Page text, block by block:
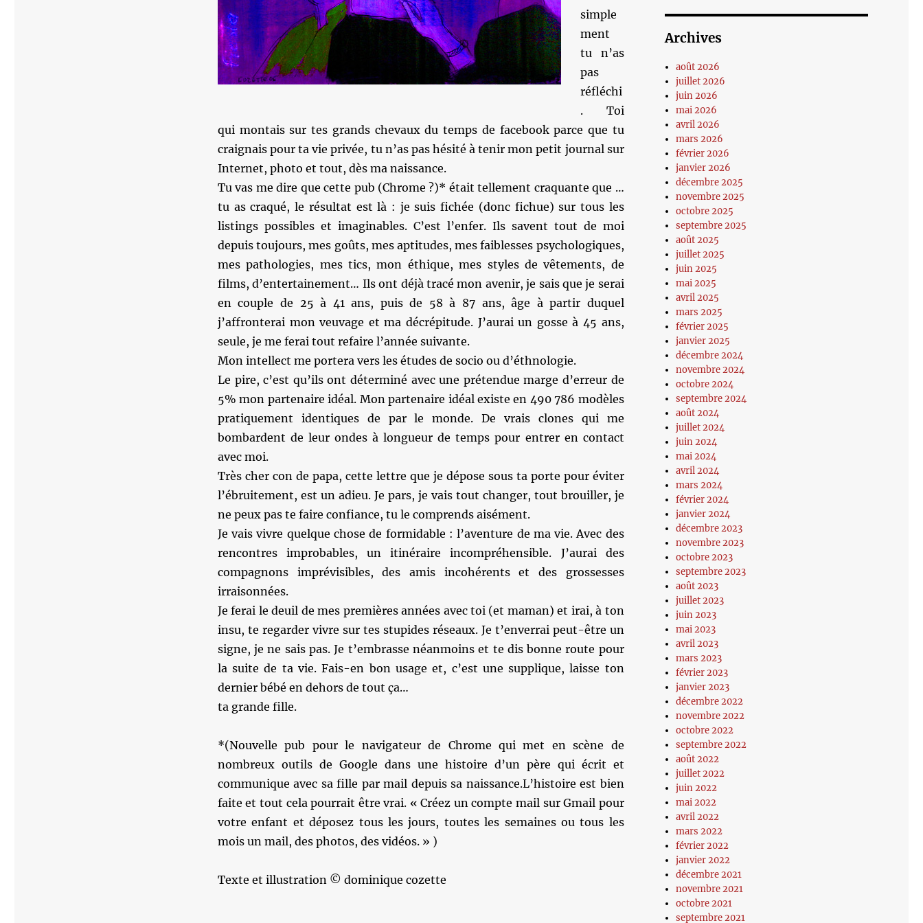
simple
ment
tu n’as
pas
réfléchi
. Toi
qui montais sur tes grands chevaux du temps de facebook parce que tu
craignais pour ta vie privée, tu n’as pas hésité à tenir mon petit journal sur
Internet, photo et tout, dès ma naissance.
Tu vas me dire que cette pub (Chrome ?)* était tellement craquante que …
tu as craqué, le résultat est là : je suis fichée (donc fichue) sur tous les
listings possibles et imaginables. C’est l’enfer. Ils savent tout de moi
depuis toujours, mes goûts, mes aptitudes, mes faiblesses psychologiques,
mes pathologies, mes tics, mon éthique, mes styles de vêtements, de
films, d’entertainement… Ils ont déjà tracé mon avenir, je sais que je serai
en couple de 25 à 41 ans, puis de 58 à 87 ans, âge à partir duquel
j’affronterai mon veuvage et ma décrépitude. J’aurai un gosse à 45 ans,
seule, je me ferai tout refaire l’année suivante.
Mon intellect me portera vers les études de socio ou d’éthnologie.
Le pire, c’est qu’ils ont déterminé avec une prétendue marge d’erreur de
5% mon partenaire idéal. Mon partenaire idéal existe en 490 786 modèles
pratiquement identiques de par le monde. De vrais clones qui me
bombardent de leur ondes à longueur de temps pour entrer en contact
avec moi.
Très cher con de papa, cette lettre que je dépose sous ta porte pour éviter
l’ébruitement, est un adieu. Je pars, je vais tout changer, tout brouiller, je
ne peux pas te faire confiance, tu le comprends aisément.
Je vais vivre quelque chose de formidable : l’aventure de ma vie. Avec des
rencontres improbables, un itinéraire incompréhensible. J’aurai des
compagnons imprévisibles, des amis incohérents et des grossesses
irraisonnées.
Je ferai le deuil de mes premières années avec toi (et maman) et irai, à ton
insu, te regarder vivre sur tes stupides réseaux. Je t’enverrai peut-être un
signe, je ne sais pas. Je t’embrasse néanmoins et te dis bonne route pour
la suite de ta vie. Fais-en bon usage et, c’est une supplique, laisse ton
dernier bébé en dehors de tout ça…
ta grande fille.
*(Nouvelle pub pour le navigateur de Chrome qui met en scène de
nombreux outils de Google dans une histoire d’un père qui écrit et
communique avec sa fille par mail depuis sa naissance.L’histoire est bien
faite et tout cela pourrait être vrai. « Créez un compte mail sur Gmail pour
votre enfant et déposez tous les jours, toutes les semaines ou tous les
mois un mail, des photos, des vidéos. » )
Texte et illustration © dominique cozette
Archives
août 2026
juillet 2026
juin 2026
mai 2026
avril 2026
mars 2026
février 2026
janvier 2026
décembre 2025
novembre 2025
octobre 2025
septembre 2025
août 2025
juillet 2025
juin 2025
mai 2025
avril 2025
mars 2025
février 2025
janvier 2025
décembre 2024
novembre 2024
octobre 2024
septembre 2024
août 2024
juillet 2024
juin 2024
mai 2024
avril 2024
mars 2024
février 2024
janvier 2024
décembre 2023
novembre 2023
octobre 2023
septembre 2023
août 2023
juillet 2023
juin 2023
mai 2023
avril 2023
mars 2023
février 2023
janvier 2023
décembre 2022
novembre 2022
octobre 2022
septembre 2022
août 2022
juillet 2022
juin 2022
mai 2022
avril 2022
mars 2022
février 2022
janvier 2022
décembre 2021
novembre 2021
octobre 2021
septembre 2021